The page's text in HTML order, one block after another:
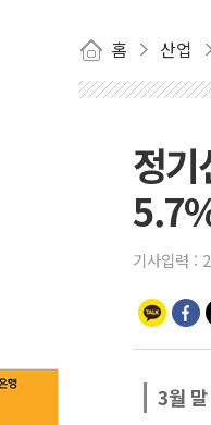
홈 산업
정
기사입력 :
3월